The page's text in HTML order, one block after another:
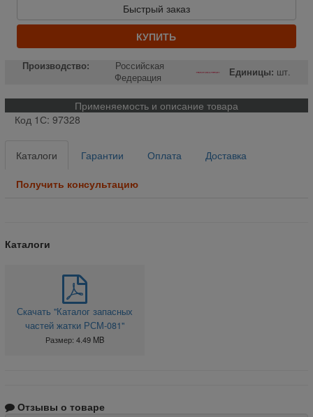
Быстрый заказ
КУПИТЬ
Производство:
Российская
Федерация
Единицы: шт.
Применяемость и описание товара
Код 1С: 97328
Каталоги Гарантии Оплата Доставка
Получить консультацию
Каталоги
Скачать "Каталог запасных
частей жатки РСМ-081"
Размер: 4.49 MB
Отзывы о товаре